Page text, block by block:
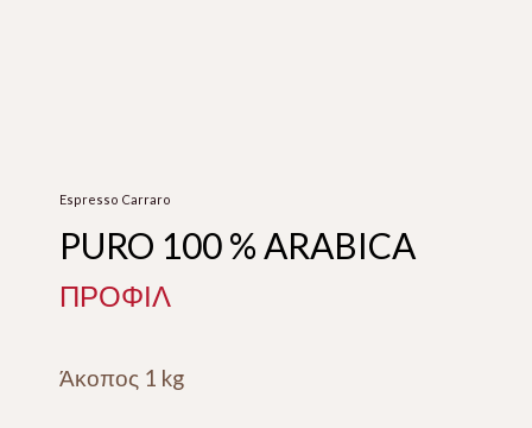
Espresso Carraro
PURO 100 % ARABICA
ΠΡΟΦΙΛ
Άκοπος 1 kg